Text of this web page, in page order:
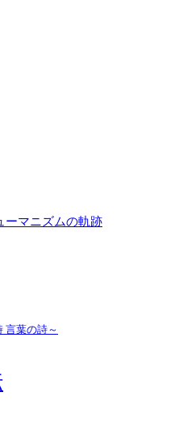
マニズムの軌跡
葉の詩～